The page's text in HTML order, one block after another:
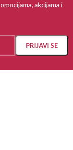
akcijama i